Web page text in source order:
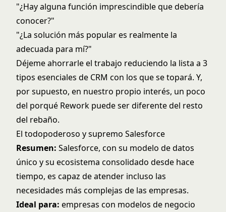
"¿Hay alguna función imprescindible que debería
conocer?"
"¿La solución más popular es realmente la
adecuada para mí?"
Déjeme ahorrarle el trabajo reduciendo la lista a 3
tipos esenciales de CRM con los que se topará. Y,
por supuesto, en nuestro propio interés, un poco
del porqué Rework puede ser diferente del resto
del rebaño.
El todopoderoso y supremo Salesforce
Resumen: Salesforce, con su modelo de datos
único y su ecosistema consolidado desde hace
tiempo, es capaz de atender incluso las
necesidades más complejas de las empresas.
Ideal para: empresas con modelos de negocio